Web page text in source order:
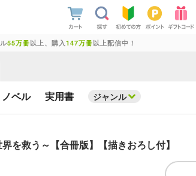
55万冊以上、購入 147万冊以上配信中！
ノベル 実用書 ジャンル
を救う～【合冊版】【描きおろし付】